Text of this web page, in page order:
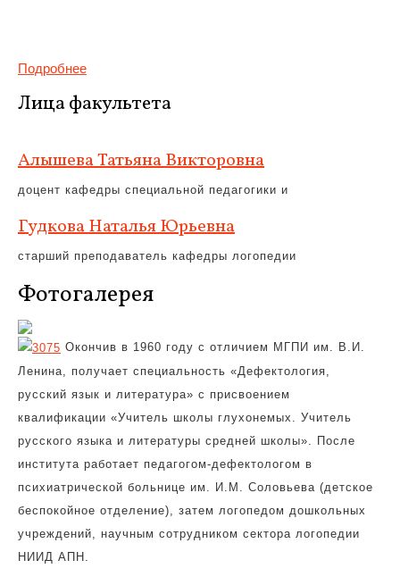
Подробнее
Лица факультета
Алышева Татьяна Викторовна
доцент кафедры специальной педагогики и
Гудкова Наталья Юрьевна
старший преподаватель кафедры логопедии
Фотогалерея
Окончив в 1960 году с отличием МГПИ им. В.И.
Ленина, получает специальность «Дефектология,
русский язык и литература» с присвоением
квалификации «Учитель школы глухонемых. Учитель
русского языка и литературы средней школы». После
института работает педагогом-дефектологом в
психиатрической больнице им. И.М. Соловьева (детское
беспокойное отделение), затем логопедом дошкольных
учреждений, научным сотрудником сектора логопедии
НИИД АПН.